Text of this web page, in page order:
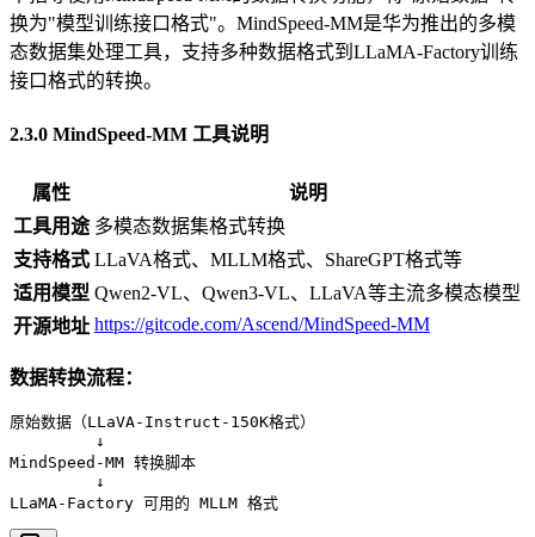
换为"模型训练接口格式"。MindSpeed-MM是华为推出的多模
态数据集处理工具，支持多种数据格式到LLaMA-Factory训练
接口格式的转换。
2.3.0 MindSpeed-MM 工具说明
属性
说明
工具用途 多模态数据集格式转换
支持格式 LLaVA格式、MLLM格式、ShareGPT格式等
适用模型 Qwen2-VL、Qwen3-VL、LLaVA等主流多模态模型
开源地址 https://gitcode.com/Ascend/MindSpeed-MM
数据转换流程：
原始数据（LLaVA-Instruct-150K格式）
         ↓
MindSpeed-MM 转换脚本
         ↓
LLaMA-Factory 可用的 MLLM 格式